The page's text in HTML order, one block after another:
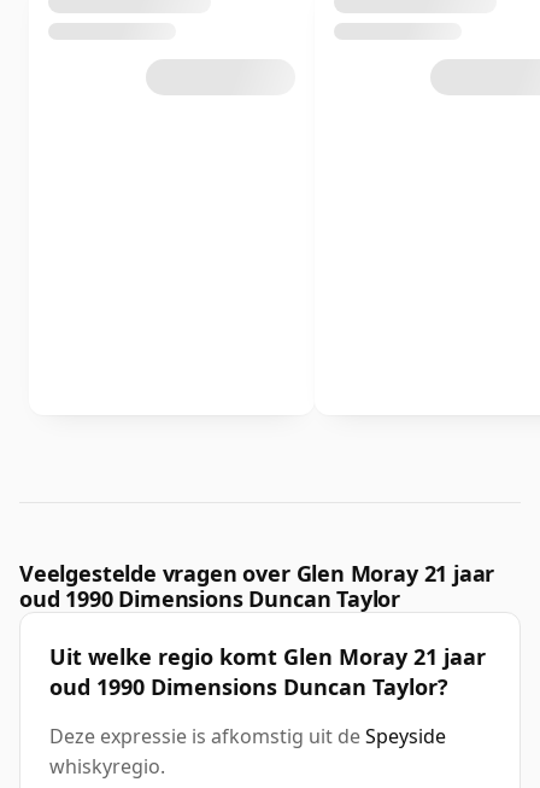
Veelgestelde vragen over Glen Moray 21 jaar
oud 1990 Dimensions Duncan Taylor
Uit welke regio komt Glen Moray 21 jaar
oud 1990 Dimensions Duncan Taylor?
Deze expressie is afkomstig uit deSpeyside
whiskyregio.